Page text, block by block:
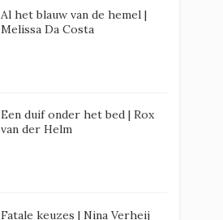
Al het blauw van de hemel |
Melissa Da Costa
Een duif onder het bed | Rox
van der Helm
Fatale keuzes | Nina Verheij